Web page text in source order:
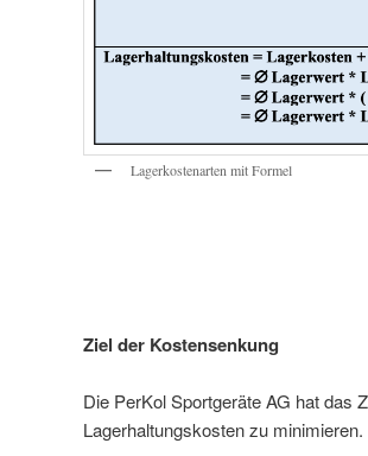
Lagerkostenarten mit Formel
Ziel der Kostensenkung
Die PerKol Sportgeräte AG hat das
Lagerhaltungskosten zu minimieren.